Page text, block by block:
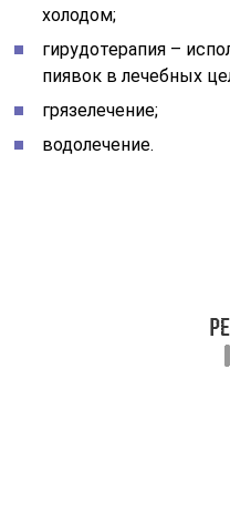
холодом;
гирудотерапия –
пиявок в лечебных
грязелечение;
водолечение.